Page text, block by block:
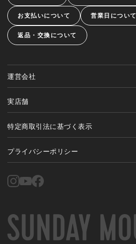
お支払いについて 営業日について
返品・交換について
運営会社
実店舗
特定商取引法に基づく表示
プライバシーポリシー